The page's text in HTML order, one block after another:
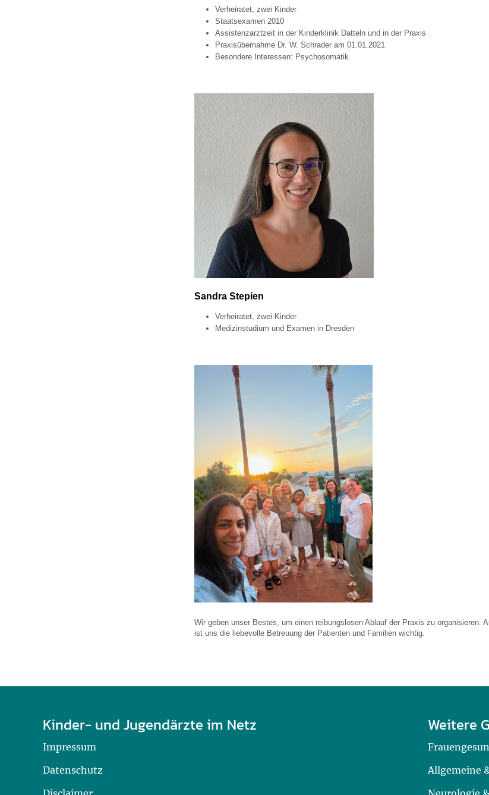
Verheiratet, zwei Kinder
Staatsexamen 2010
Assistenzarztzeit in der Kinderklinik Datteln und in der Praxis
Praxisübernahme Dr. W. Schrader am 01.01.2021
Besondere Interessen: Psychosomatik
Sandra Stepien
Verheiratet, zwei Kinder
Medizinstudium und Examen in Dresden
Wir geben unser Bestes, um einen reibungslosen Ablauf der Praxis zu organisieren.
ist uns die liebevolle Betreuung der Patienten und Familien wichtig.
Kinder- und Jugendärzte im Netz
Impressum
Datenschutz
Weitere
Allgemeine